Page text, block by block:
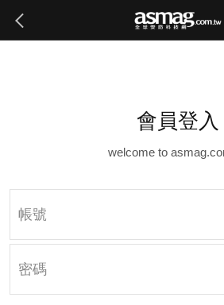
會員登入
welcome to